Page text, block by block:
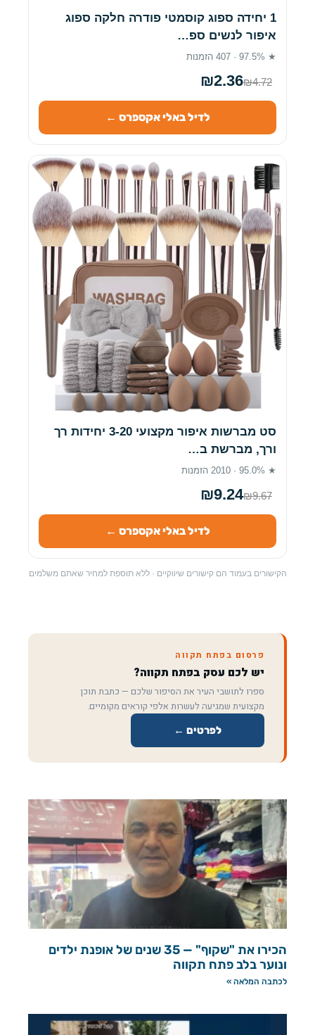
1 יחידה ספוג קוסמטי פודרה חלקה ספוג
איפור לנשים ספ…
★ 97.5% · 407 הזמנות
₪2.36₪4.72
לדיל באלי אקספרס ←
סט מברשות איפור מקצועי 3-20 יחידות רך
ורך, מברשת ב…
★ 95.0% · 2010 הזמנות
₪9.24₪9.67
לדיל באלי אקספרס ←
הקישורים בעמוד הם קישורים שיווקיים · ללא תוספת למחיר שאתם משלמים
פרסום בפתח תקווה
יש לכם עסק בפתח תקווה?
ספרו לתושבי העיר את הסיפור שלכם — כתבת תוכן
מקצועית שמגיעה לעשרות אלפי קוראים מקומיים.
לפרטים ←
הכירו את "שקוף" — 35 שנים של אופנת ילדים
ונוער בלב פתח תקווה
לכתבה המלאה »